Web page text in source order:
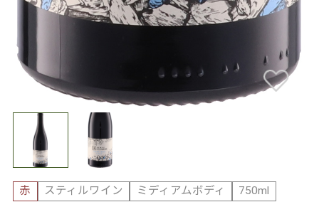
赤 スティルワイン ミディアムボディ
750ml